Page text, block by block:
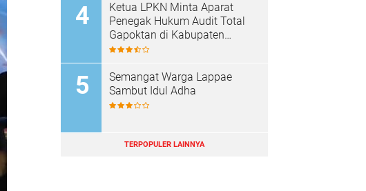
Ketua LPKN Minta Aparat
Penegak Hukum Audit Total
Gapoktan di Kabupaten
Soppeng
Semangat Warga Lappae
Sambut Idul Adha
TERPOPULER LAINNYA